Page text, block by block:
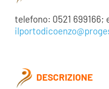
telefono: 0521 699166;
DESCRIZIONE